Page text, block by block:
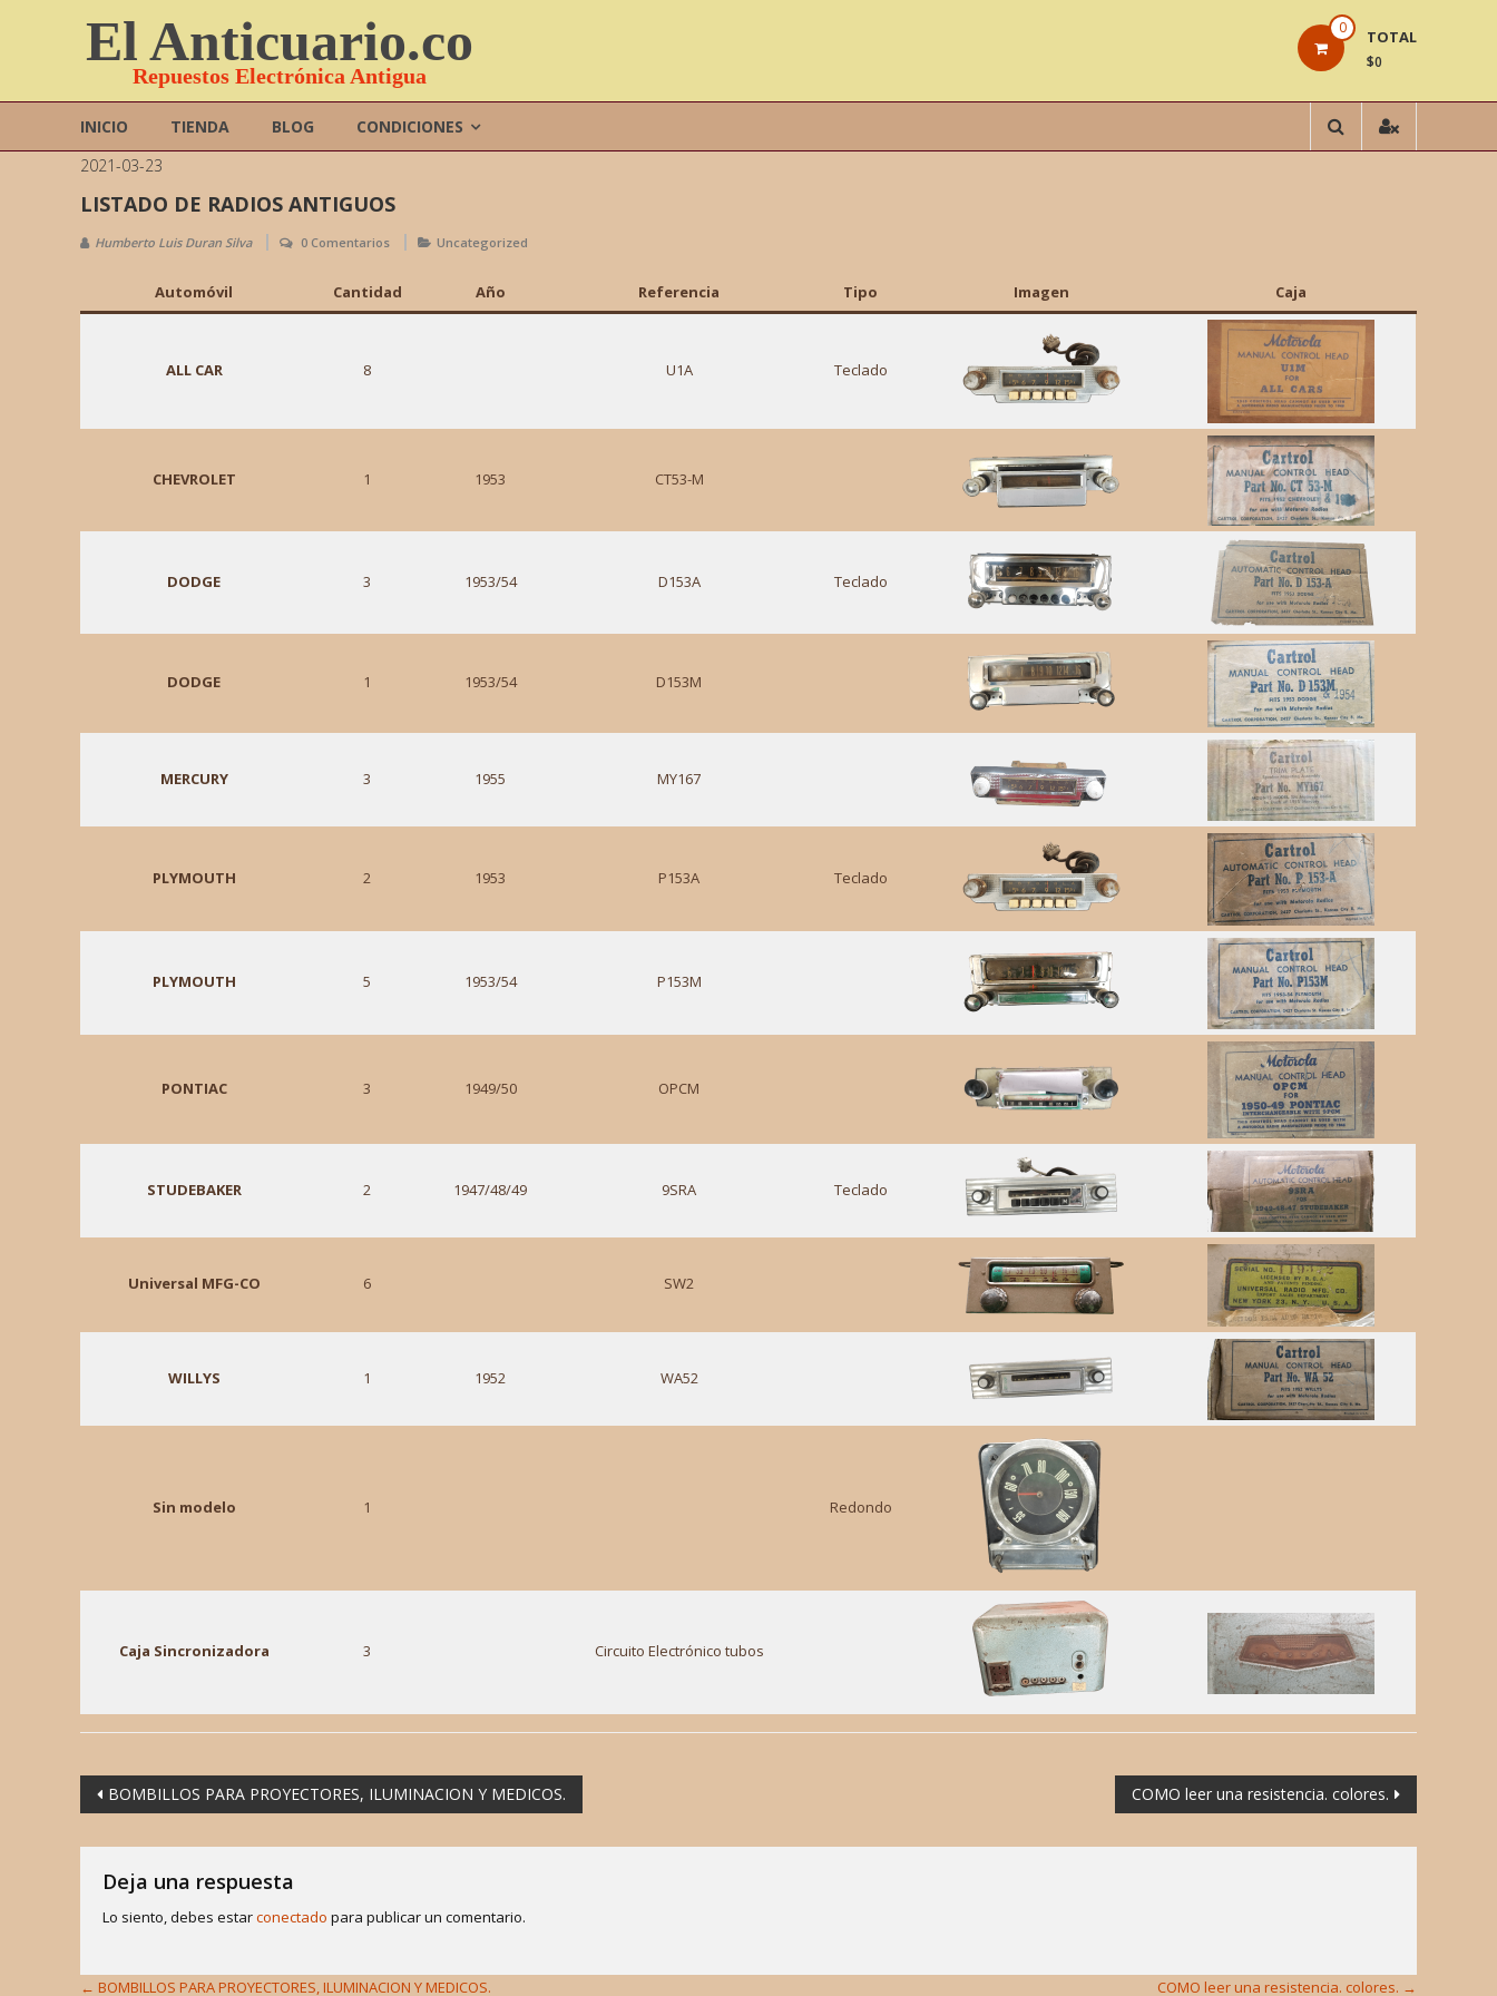
El Anticuario.co
Repuestos Electrónica Antigua
0 TOTAL
$0
INICIO TIENDA BLOG
CONDICIONES
2021-03-23
LISTADO DE RADIOS ANTIGUOS
Humberto Luis Duran Silva 0 Comentarios Uncategorized
Automóvil Cantidad Año Referencia Tipo Imagen Caja
ALL CAR 8 U1A Teclado
CHEVROLET 1 1953 CT53-M
DODGE 3 1953/54 D153A Teclado
DODGE 1 1953/54 D153M
MERCURY 3 1955 MY167
PLYMOUTH 2 1953 P153A Teclado
PLYMOUTH 5 1953/54 P153M
PONTIAC 3 1949/50 OPCM
STUDEBAKER 2 1947/48/49 9SRA Teclado
Universal MFG-CO 6 SW2
WILLYS 1 1952 WA52
Sin modelo 1 Redondo
Caja Sincronizadora 3 Circuito Electrónico tubos
Navegación
de
entradas
BOMBILLOS PARA PROYECTORES, ILUMINACION Y MEDICOS. COMO leer una resistencia. colores.
Deja una respuesta
Lo siento, debes estarconectado para publicar un comentario.
← BOMBILLOS PARA PROYECTORES, ILUMINACION Y MEDICOS. COMO leer una resistencia. colores. →